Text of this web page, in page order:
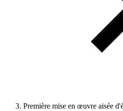
Première mise en œuvre aisée